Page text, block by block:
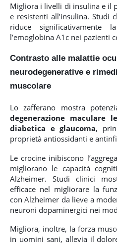
Migliora i livelli di insulina e il
e resistenti all’insulina. Studi
riduce
l’emoglobina A1c nei pazienti
Contrasto alle malattie
neurodegenerative e
muscolare
Lo zafferano mostra
degenerazione maculare
diabetica e glaucoma,
proprietà antiossidanti e
Le crocine inibiscono
migliorano le capacità
Alzheimer. Studi clinici
efficace nel migliorare la
con Alzheimer da lieve a
neuroni dopaminergici nei
Migliora, inoltre, la forza
in uomini sani, allevia il